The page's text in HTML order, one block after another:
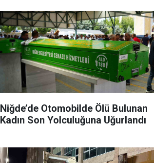
Niğde’de Otomobilde Ölü Bulunan
Kadın Son Yolculuğuna Uğurlandı